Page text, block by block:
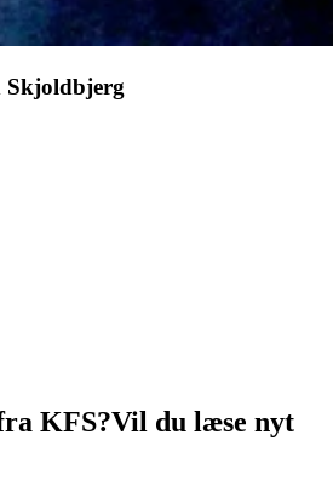
Skjoldbjerg
KFS?Vil du læse nyt